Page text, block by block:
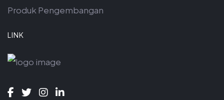
Produk Pengembangan
LINK